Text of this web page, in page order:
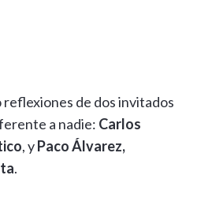
de dos invitados
a nadie: Carlos
, yPaco Álvarez,
.